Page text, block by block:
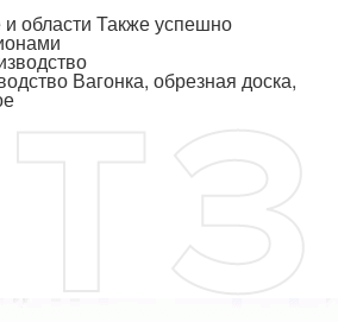
области Также успешно
Вагонка, обрезная доска,